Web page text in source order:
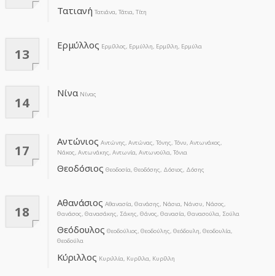
Τατιανή Τατιάνα, Τάτια, Τίτη
13
Ερμύλλος Ερμίλλος, Ερμύλλη, Ερμίλλη, Ερμύλα
14
Νίνα Νίνας
17
Αντώνιος Αντώνης, Αντώνας, Τόνης, Τόνυ, Αντωνάκος,
Νάκος, Αντωνάκης, Αντωνία, Αντωνούλα, Τόνια
Θεοδόσιος Θεοδοσία, Θεοδόσης, Δόσιος, Δόσης
18
Αθανάσιος Αθανασία, Θανάσης, Νάσια, Νάνσυ, Νάσος,
Θανάσος, Θανασάκης, Σάκης, Θάνος, Θανασία, Θανασούλα, Σούλα
Θεόδουλος Θεοδούλιος, Θεοδούλης, Θεόδουλη, Θεοδουλία,
Θεοδούλα
Κύριλλος Κυριλλία, Κυρίλλα, Κυρίλλη